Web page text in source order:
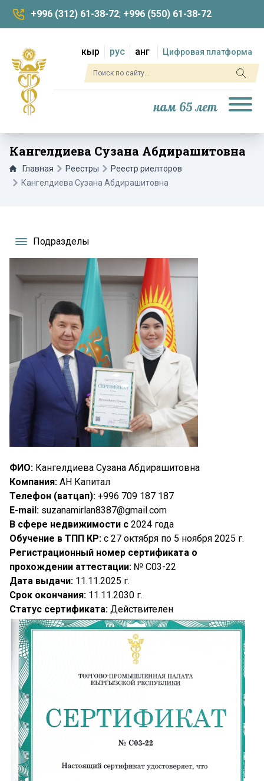
+996 (312) 61-38-72; +996 (550) 61-38-72
кыр рус анг Цифровая платформа
нам 65 лет
Кангелдиева Сузана Абдирашитовна
Главная Реестры
Реестр риелторов
Кангелдиева Сузана Абдирашитовна
Подразделы
ФИО: Кангелдиева Сузана Абдирашитовна
Компания: АН Капитал
Телефон (ватцап): +996 709 187 187
E-mail: suzanamirlan8387@gmail.com
В сфере недвижимости с 2024 года
Обучение в ТПП КР: с 27 октября по 5 ноября 2025 г.
Регистрационный номер сертификата о
прохождении аттестации: № C03-22
Дата выдачи: 11.11.2025 г.
Срок окончания: 11.11.2030 г.
Статус сертификата: Действителен